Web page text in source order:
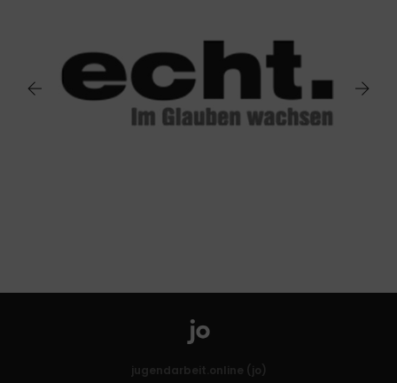
jugendarbeit.online (jo)